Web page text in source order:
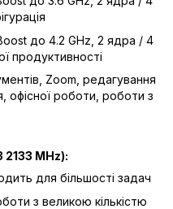
до 4.2 GHz, 2 ядра / 4
продуктивності
Zoom, редагування
офісної роботи, роботи з
MHz):
для більшості задач
з великою кількістю